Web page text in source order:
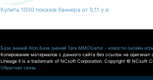
Купить 1000 показов баннера от 0,11 у.е.
База знаний Aion База знаний Tera MMOGame - новости онлайн
Копирование материалов с данного сайта без ссылок на оригинал
Lineage II is a trademark of NCsoft Corporation. Copyright © NCsoft
Обратная связь